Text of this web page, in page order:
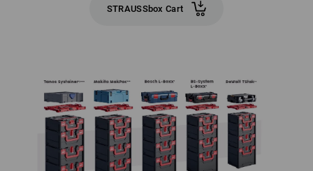
STRAUSSbox Cart